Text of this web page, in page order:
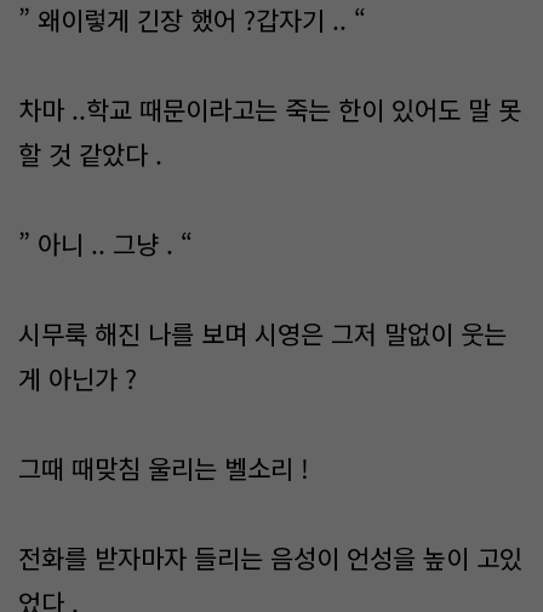
” 왜이렇게 긴장 했어 ?갑자기 .. “
차마 ..학교 때문이라고는 죽는 한이 있어도 말 못
할 것 같았다 .
” 아니 .. 그냥 . “
시무룩 해진 나를 보며 시영은 그저 말없이 웃는
게 아닌가 ?
그때 때맞침 울리는 벨소리 !
전화를 받자마자 들리는 음성이 언성을 높이 고있
었다 .